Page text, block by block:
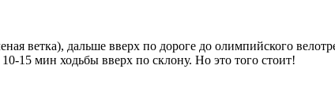
ветка), дальше вверх по дороге до олимпийского
15 мин ходьбы вверх по склону. Но это того стоит!